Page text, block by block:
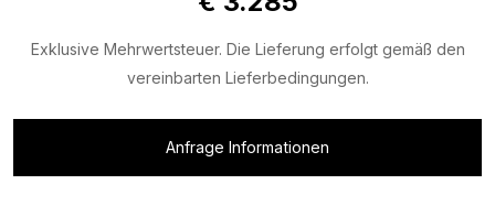
Exklusive Mehrwertsteuer. Die Lieferung erfolgt gemäß den
vereinbarten Lieferbedingungen.
Anfrage Informationen